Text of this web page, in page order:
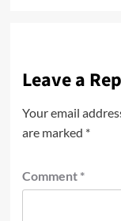
Leave a
Your email
are marked *
Comment *